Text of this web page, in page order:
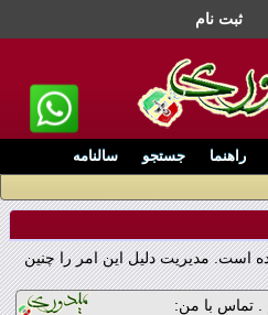
ثبت نام
راهنما جستجو
سالنامه
است. مدیریت دلیل این امر را چنین
. تماس با من: